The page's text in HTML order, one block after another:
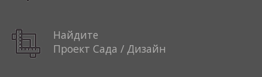
Найдите
Проект Сада / Дизайн